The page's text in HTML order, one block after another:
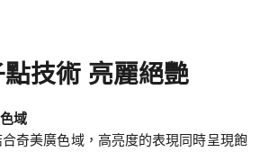
技術 亮麗絕艷
域
奇美廣色域，高亮度的表現同時呈現飽